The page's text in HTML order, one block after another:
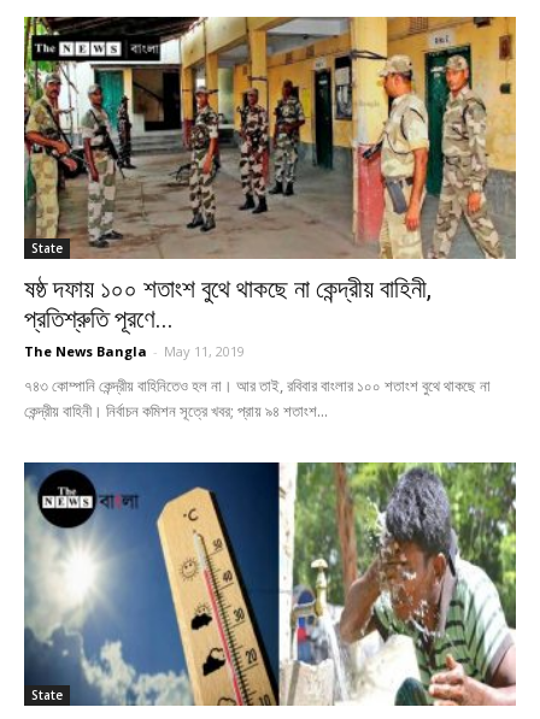
State
ষষ্ঠ দফায় ১০০ শতাংশ বুথে থাকছে না কেন্দ্রীয় বাহিনী,
প্রতিশ্রুতি পূরণে...
The News Bangla - May 11, 2019
৭৪৩ কোম্পানি কেন্দ্রীয় বাহিনিতেও হল না। আর তাই, রবিবার বাংলার ১০০ শতাংশ বুথে থাকছে না
কেন্দ্রীয় বাহিনী। নির্বাচন কমিশন সূত্রে খবর; প্রায় ৯৪ শতাংশ...
State